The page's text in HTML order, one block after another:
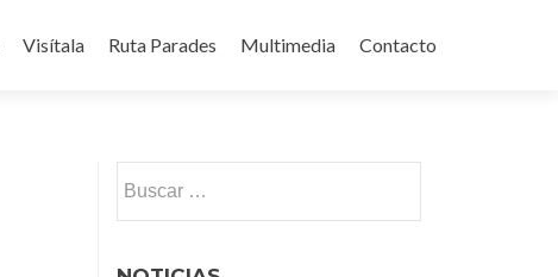
Visítala Ruta Parades Multimedia Contacto